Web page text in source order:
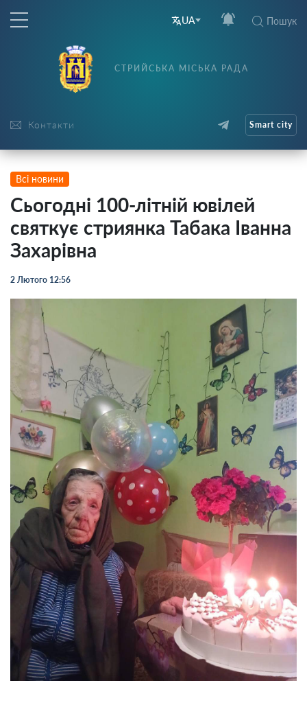
UA Пошук
Контакти
СТРИЙСЬКА МІСЬКА РАДА
Smart city
Всі новини
Сьогодні 100-літній ювілей
святкує стриянка Табака Іванна
Захарівна
2 Лютого 12:56